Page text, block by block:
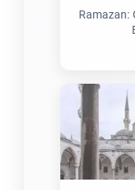
Ramazan: